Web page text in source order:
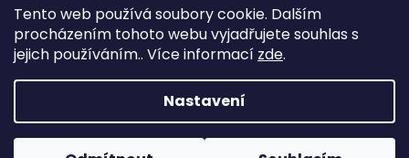
Tento web používá soubory cookie. Dalším
procházením tohoto webu vyjadřujete souhlas s
jejich používáním.. Více informací zde.
Nastavení
Minimální teplota (°C)
-30°C (-22°F)
Maximální teplota (°C)
100°C (212°F)
Hlavní materiál
Ocel kalená
Materiál těsnění
NBR
á